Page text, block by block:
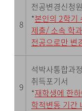
8
전공변경신청원
*본인의 2학기
제출/ 소속 학
전공으로만 변
9
석박사통합과
취득포기서
*재학생에 한
학적변동 기간